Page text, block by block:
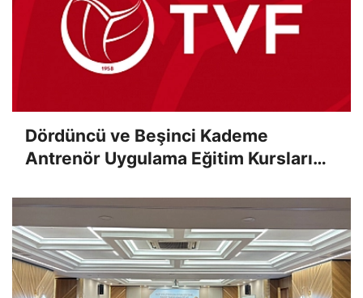
Dördüncü ve Beşinci Kademe
Antrenör Uygulama Eğitim Kursları